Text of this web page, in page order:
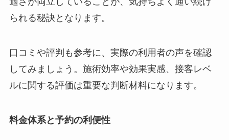
られる秘訣となります。
口コミや評判も参考に、実際の利用者の声を確認
してみましょう。施術効率や効果実感、接客レベ
ルに関する評価は重要な判断材料になります。
料金体系と予約の利便性